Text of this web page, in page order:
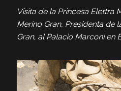
Visita de la Princesa Elettra
Merino Gran, Presidenta de
Gran, al Palacio Marconi en